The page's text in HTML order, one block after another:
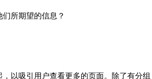
所期望的信息？
以吸引用户查看更多的页面。除了有分组